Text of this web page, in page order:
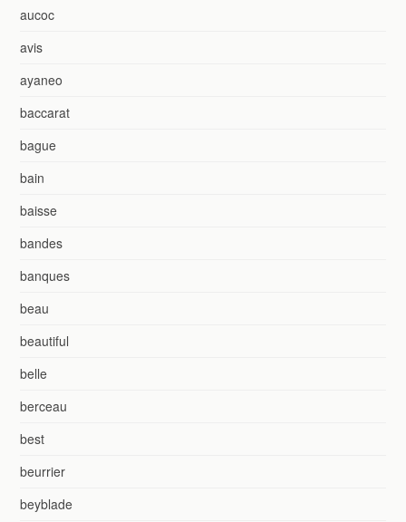
aucoc
avis
ayaneo
baccarat
bague
bain
baisse
bandes
banques
beau
beautiful
belle
berceau
best
beurrier
beyblade